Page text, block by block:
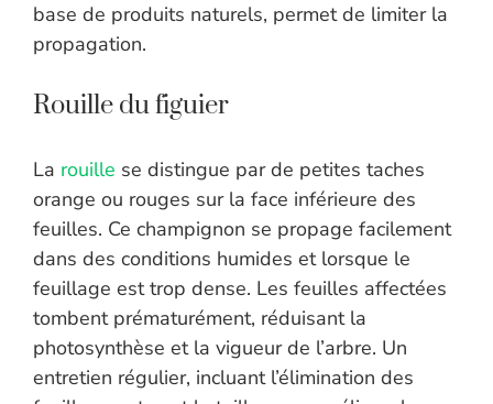
base de produits naturels, permet de limiter la
propagation.
Rouille du figuier
La rouille se distingue par de petites taches
orange ou rouges sur la face inférieure des
feuilles. Ce champignon se propage facilement
dans des conditions humides et lorsque le
feuillage est trop dense. Les feuilles affectées
tombent prématurément, réduisant la
photosynthèse et la vigueur de l’arbre. Un
entretien régulier, incluant l’élimination des